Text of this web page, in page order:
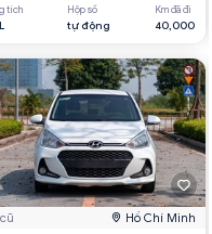
tích Hộp số
tự động
Km đã đi
40,000
Hồ Chí Minh